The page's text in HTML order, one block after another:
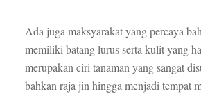
Ada juga maksyarakat yang percaya
memiliki batang lurus serta kulit yang
merupakan ciri tanaman yang sangat
bahkan raja jin hingga menjadi tempat